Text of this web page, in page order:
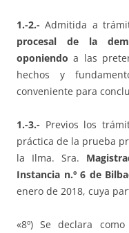
1.-2.- Admitida a
procesal de la
oponiendo a las
hechos y
conveniente para
1.-3.- Previos los
práctica de la prueba
la Ilma. Sra.
Instancia n.º 6 de
enero de 2018, cuya
«8º) Se declara